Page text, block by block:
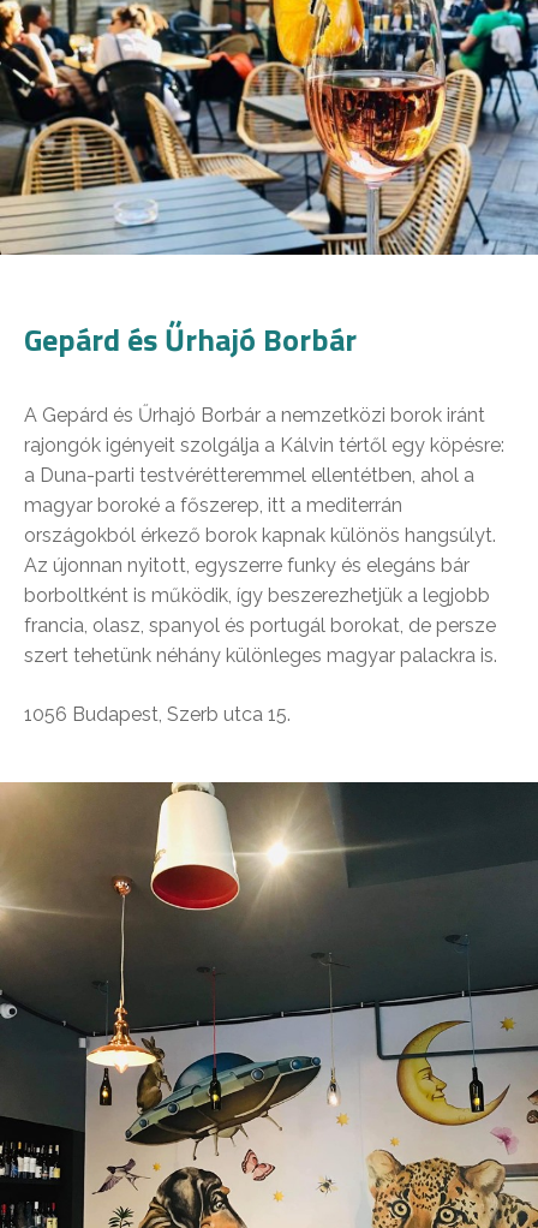
Gepárd és Űrhajó Borbár
A Gepárd és Űrhajó Borbár a nemzetközi borok iránt
rajongók igényeit szolgálja a Kálvin tértől egy köpésre:
a Duna-parti testvérétteremmel ellentétben, ahol a
magyar boroké a főszerep, itt a mediterrán
országokból érkező borok kapnak különös hangsúlyt.
Az újonnan nyitott, egyszerre funky és elegáns bár
borboltként is működik, így beszerezhetjük a legjobb
francia, olasz, spanyol és portugál borokat, de persze
szert tehetünk néhány különleges magyar palackra is.
1056 Budapest, Szerb utca 15.